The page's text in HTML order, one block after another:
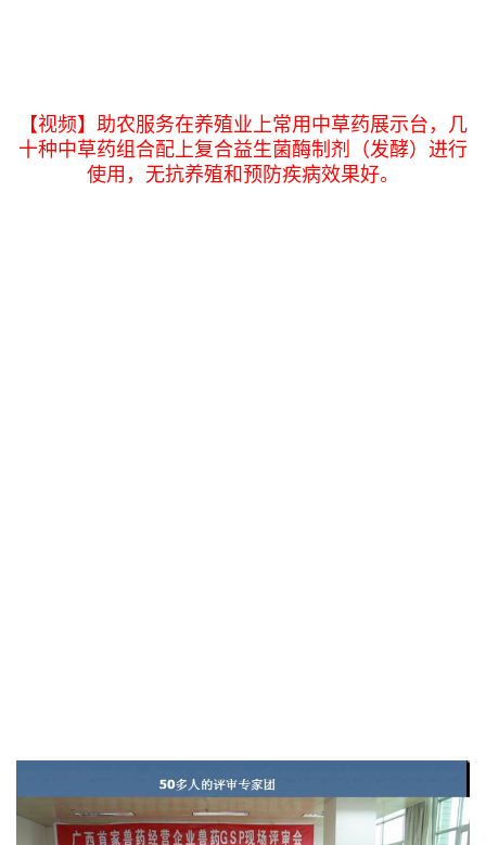
【视频】助农服务在养殖业上常用中草药展示台，几
十种中草药组合配上复合益生菌酶制剂（发酵）进行
使用，无抗养殖和预防疾病效果好。